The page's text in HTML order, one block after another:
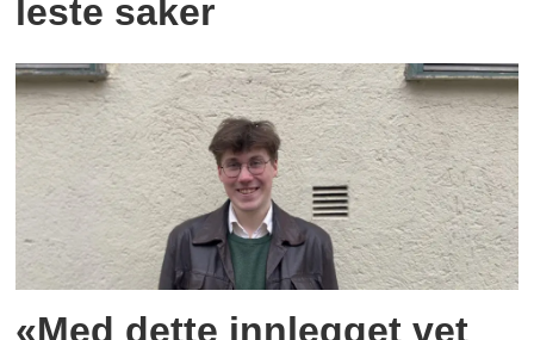
leste saker
«Med dette innlegget vet